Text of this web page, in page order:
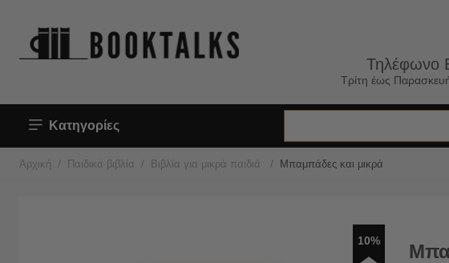
Τηλέφωνο
Τρίτη έως
Κατηγορίες
Αρχική / Παιδικά βιβλία / Βιβλία για μικρά παιδιά / Μπαμπάδες και μικρά
10%